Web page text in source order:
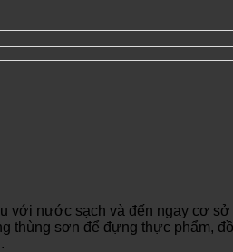
với nước sạch và đến ngay cơ
thùng sơn để đựng thực phẩm,